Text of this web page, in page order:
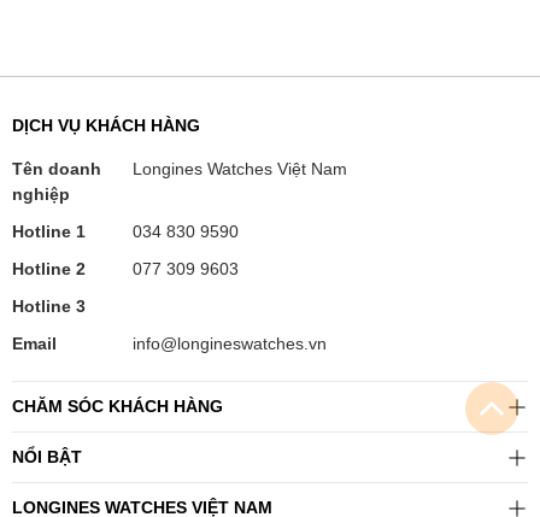
LONGINES WATCHES VIỆT NAM
NỔI BẬT
CHĂM SÓC KHÁCH HÀNG
DỊCH VỤ KHÁCH HÀNG
Tên doanh
nghiệp
Longines Watches Việt Nam
Hotline 1
034 830 9590
Hotline 2
077 309 9603
Hotline 3
Email
info@longineswatches.vn